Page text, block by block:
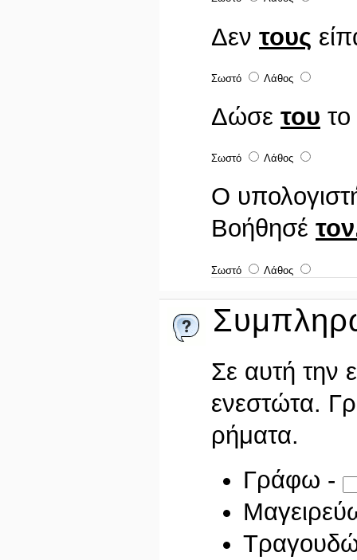
Δεν τους
Σωστό Λάθος
Δώσε του
Σωστό Λάθος
Ο
Βοήθησέ
Σωστό Λάθος
Σε αυτή την
ενεστώτα.
ρήματα.
Γράφω -